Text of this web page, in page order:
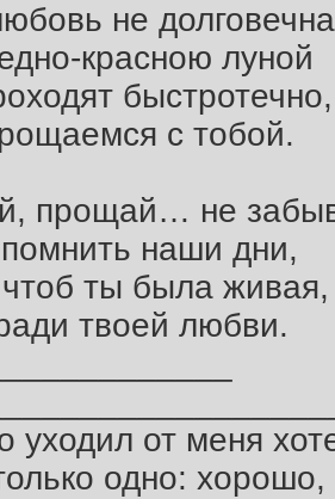
не
красною луной
быстротечно,
с тобой.
прощай… не
наши дни,
ты была живая,
твоей любви.
уходил от меня
одно: